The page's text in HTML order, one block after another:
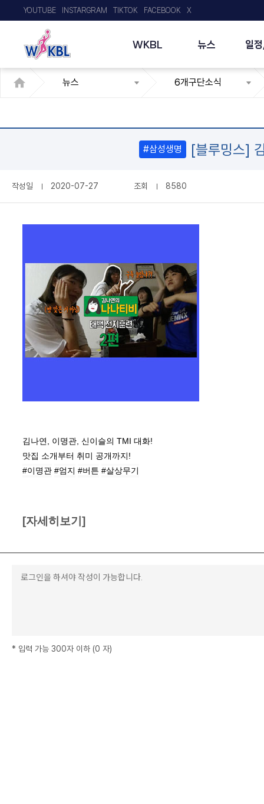
WKBL 뉴스 일
YOUTUBE INSTARGRAM TIKTOK FACEBOOK X
뉴스 6개구단소식
#삼성생명 [블루밍스]
작성일 2020-07-27 조회 8580
김나연, 이명관, 신이슬의 TMI 대화!
맛집 소개부터 취미 공개까지!
#이명관 #엄지 #버튼 #살상무기
[자세히보기]
* 입력 가능 300자 이하 (0 자)